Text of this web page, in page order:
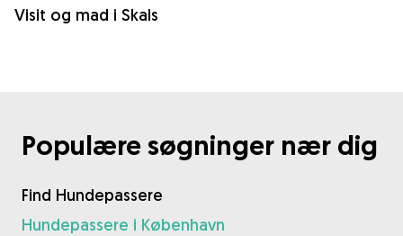
Visit og mad i Skals
Populære søgninger nær dig
Find Hundepassere
Hundepassere i København